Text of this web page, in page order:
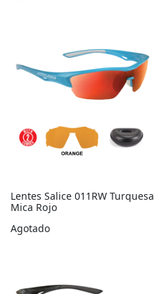
Lentes Salice 011RW Turquesa
Mica Rojo
Agotado